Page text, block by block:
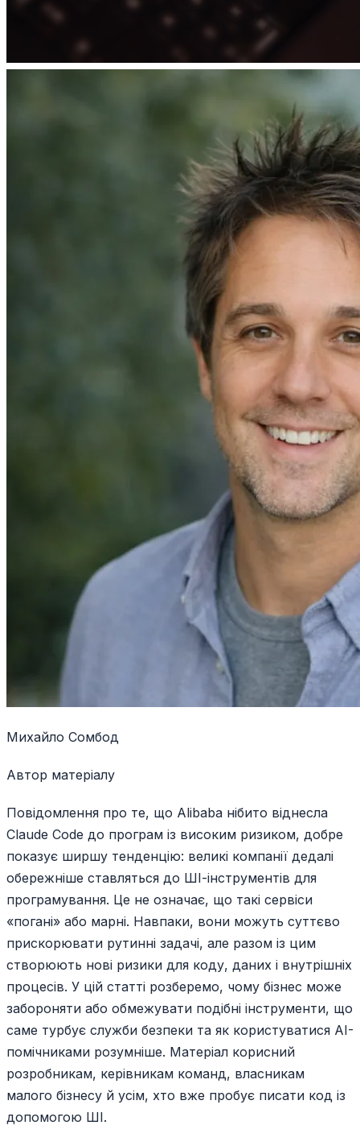
Михайло Сомбод
Автор матеріалу
Повідомлення про те, що Alibaba нібито віднесла
Claude Code до програм із високим ризиком, добре
показує ширшу тенденцію: великі компанії дедалі
обережніше ставляться до ШІ-інструментів для
програмування. Це не означає, що такі сервіси
«погані» або марні. Навпаки, вони можуть суттєво
прискорювати рутинні задачі, але разом із цим
створюють нові ризики для коду, даних і внутрішніх
процесів. У цій статті розберемо, чому бізнес може
забороняти або обмежувати подібні інструменти, що
саме турбує служби безпеки та як користуватися AI-
помічниками розумніше. Матеріал корисний
розробникам, керівникам команд, власникам
малого бізнесу й усім, хто вже пробує писати код із
допомогою ШІ.